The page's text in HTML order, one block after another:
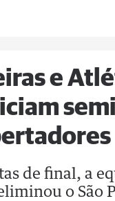
e
de final, a
o São